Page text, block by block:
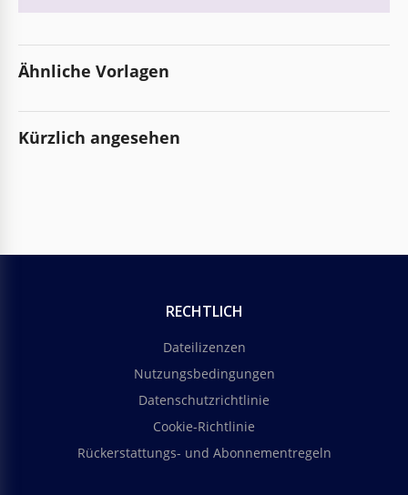
Ähnliche Vorlagen
Kürzlich angesehen
RECHTLICH
Dateilizenzen
Nutzungsbedingungen
Datenschutzrichtlinie
Cookie-Richtlinie
Rückerstattungs- und Abonnementregeln